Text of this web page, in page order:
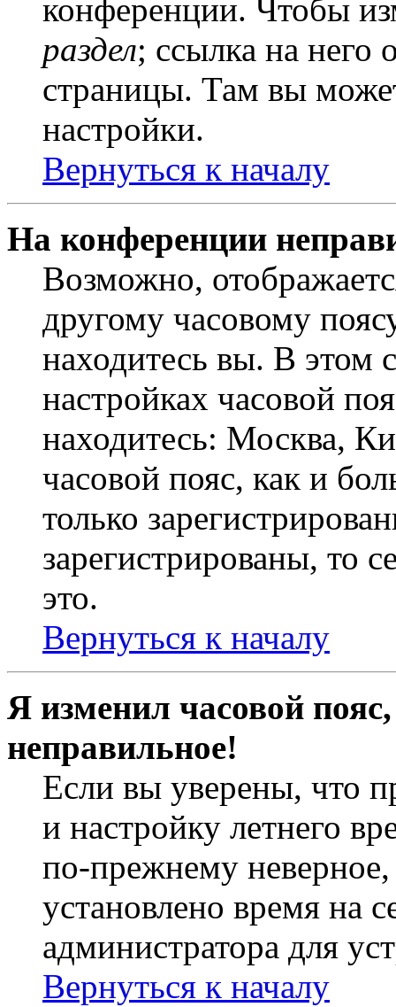
конференции. Чтобы
раздел; ссылка на него
страницы. Там вы
настройки.
Вернуться к началу
На конференции
Возможно,
другому часовому
находитесь вы. В этом
настройках часовой
находитесь: Москва,
часовой пояс, как и
только
зарегистрированы, то
это.
Вернуться к началу
Я изменил часовой
неправильное!
Если вы уверены, что
и настройку летнего
по-прежнему неверное,
установлено время на
администратора для
Вернуться к началу